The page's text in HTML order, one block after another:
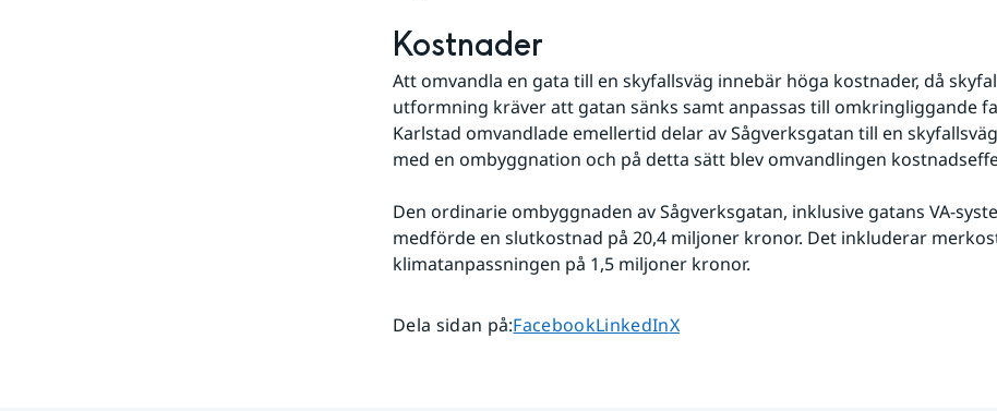
Kostnader
Att omvandla en gata till en skyfallsväg innebär höga kostnader, då
utformning kräver att gatan sänks samt anpassas till omkringliggande
Karlstad omvandlade emellertid delar av Sågverksgatan till en
med en ombyggnation och på detta sätt blev omvandlingen
Den ordinarie ombyggnaden av Sågverksgatan, inklusive gatans VA-
medförde en slutkostnad på 20,4 miljoner kronor. Det inkluderar
klimatanpassningen på 1,5 miljoner kronor.
Dela sidan på:Dela sidan på
FacebookDela sidan på
LinkedInDela sidan på
X